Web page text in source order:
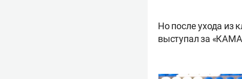
Но после ухода из
выступал за